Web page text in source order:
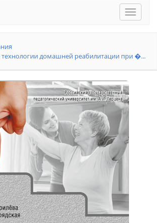
Toggle
технологии домашней реабилитации при �...